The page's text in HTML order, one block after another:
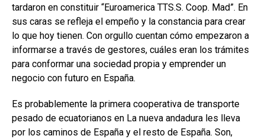
tardaron en constituir “Euroamerica TTS.S. Coop. Mad”. En
sus caras se refleja el empeño y la constancia para crear
lo que hoy tienen. Con orgullo cuentan cómo empezaron a
informarse a través de gestores, cuáles eran los trámites
para conformar una sociedad propia y emprender un
negocio con futuro en España.
Es probablemente la primera cooperativa de transporte
pesado de ecuatorianos en La nueva andadura les lleva
por los caminos de España y el resto de España. Son,